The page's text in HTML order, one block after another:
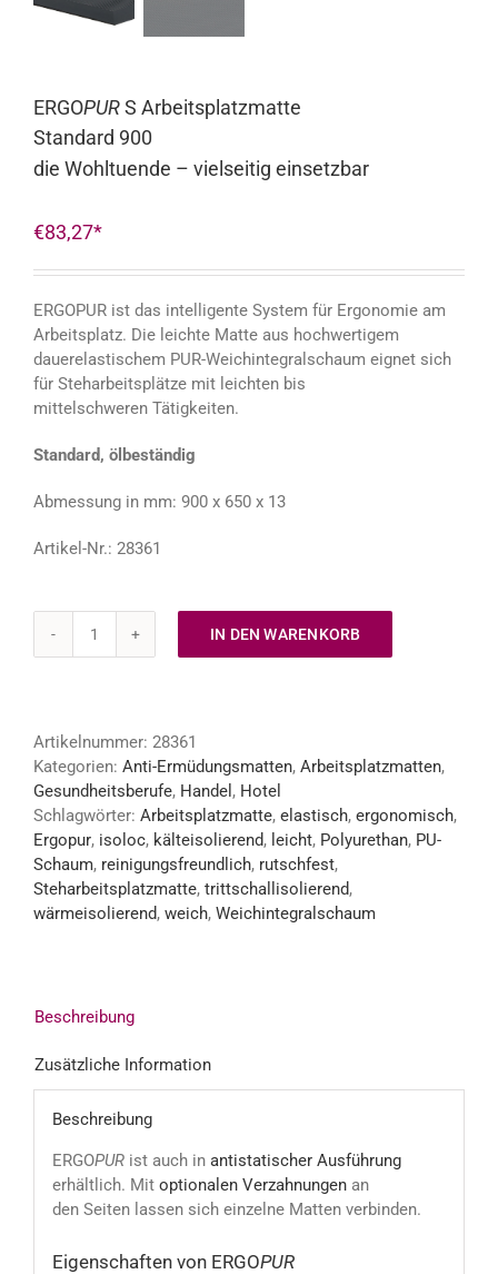
ERGOPURS Arbeitsplatzmatte
Standard 900
die Wohltuende – vielseitig einsetzbar
€83,27
ERGOPUR ist das intelligente System für Ergonomie am
Arbeitsplatz. Die leichte Matte aus hochwertigem
dauerelastischem PUR-Weichintegralschaum eignet sich
für Steharbeitsplätze mit leichten bis
mittelschweren Tätigkeiten.
Standard, ölbeständig
Abmessung in mm: 900 x 650 x 13
Artikel-Nr.: 28361
ERGOPUR
900
Menge
IN DEN WARENKORB
Artikelnummer: 28361
Kategorien: Anti-Ermüdungsmatten, Arbeitsplatzmatten,
Gesundheitsberufe, Handel , Hotel
Schlagwörter: Arbeitsplatzmatte, elastisch, ergonomisch,
Ergopur, isoloc, kälteisolierend, leicht, Polyurethan, PU-
Schaum, reinigungsfreundlich, rutschfest,
Steharbeitsplatzmatte, trittschallisolierend,
wärmeisolierend, weich, Weichintegralschaum
Beschreibung
Zusätzliche Information
Beschreibung
ERGOPURist auch in antistatischer Ausführung
erhältlich. Mit optionalen Verzahnungenan
den Seiten lassen sich einzelne Matten verbinden.
Eigenschaften von ERGOPUR